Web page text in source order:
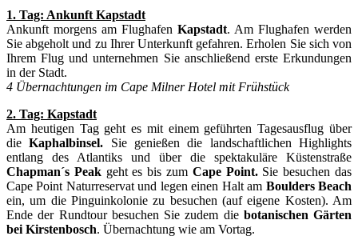
1. Tag: Ankunft Kapstadt
Ankunft morgens am Flughafen Kapstadt. Am Flughafen werden
Sie abgeholt und zu Ihrer Unterkunft gefahren. Erholen Sie sich von
Ihrem Flug und unternehmen Sie anschließend erste Erkundungen
in der Stadt.
4 Übernachtungen im Cape Milner Hotel mit Frühstück
2. Tag: Kapstadt
Am heutigen Tag geht es mit einem geführten Tagesausflug über
dieKaphalbinsel. Sie genießen die landschaftlichen Highlights
entlang des Atlantiks und über die spektakuläre Küstenstraße
Chapman´s Peakgeht es bis zum Cape Point.Sie besuchen das
Cape Point Naturreservat und legen einen Halt am Boulders Beach
ein, um die Pinguinkolonie zu besuchen (auf eigene Kosten). Am
Ende der Rundtour besuchen Sie zudem die botanischen Gärten
bei Kirstenbosch. Übernachtung wie am Vortag.